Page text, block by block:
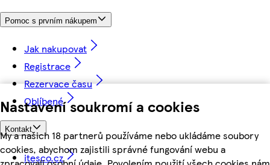
Nastavení soukromí a cookies
My a našich 18 partnerů používáme nebo ukládáme soubory
cookies, abychom zajistili správné fungování webu a
Pomoc s prvním nákupem
Jak nakupovat
Registrace
Rezervace času
Oblíbené
Kontakt
itesco.cz